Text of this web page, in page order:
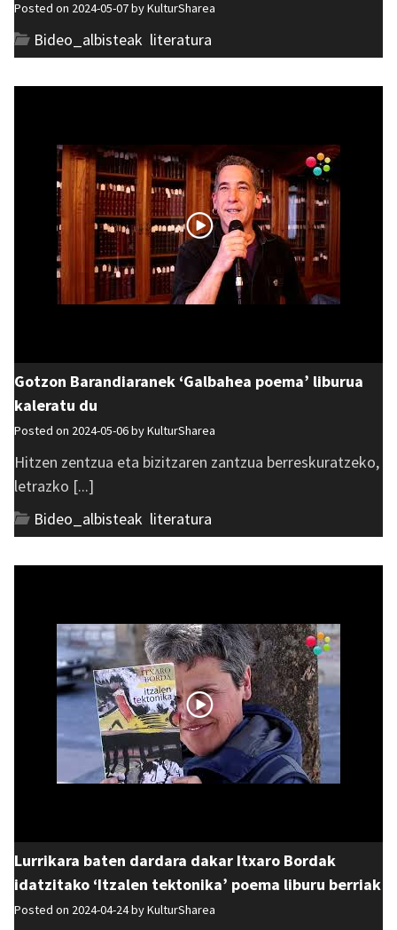
Posted on 2024-05-07 byKulturSharea
Bideo_albisteak literatura
Gotzon Barandiaranek ‘Galbahea poema’ liburua
kaleratu du
Posted on 2024-05-06 byKulturSharea
Hitzen zentzua eta bizitzaren zantzua berreskuratzeko,
letrazko [...]
Bideo_albisteak literatura
Lurrikara baten dardara dakar Itxaro Bordak
idatzitako ‘Itzalen tektonika’ poema liburu berriak
Posted on 2024-04-24 byKulturSharea